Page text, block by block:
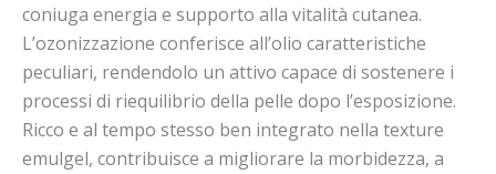
coniuga energia e supporto alla vitalità cutanea.
L’ozonizzazione conferisce all’olio caratteristiche
peculiari, rendendolo un attivo capace di sostenere i
processi di riequilibrio della pelle dopo l’esposizione.
Ricco e al tempo stesso ben integrato nella texture
emulgel, contribuisce a migliorare la morbidezza, a